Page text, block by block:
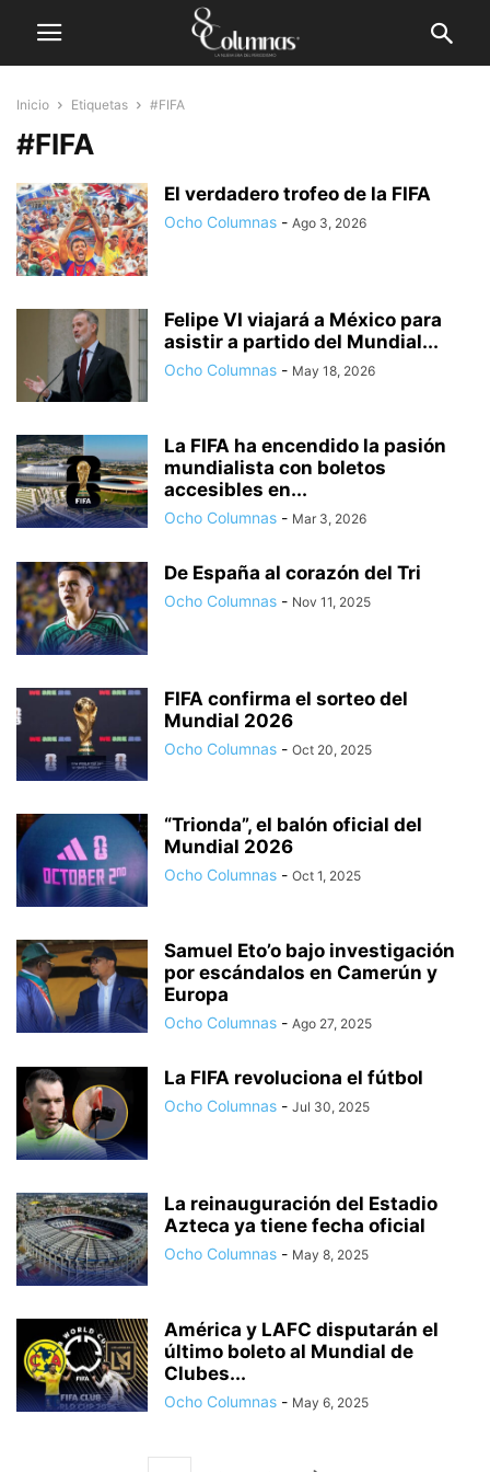
Inicio Etiquetas #FIFA
#FIFA
El verdadero trofeo de la FIFA
Ocho Columnas - Ago 3, 2026
Felipe VI viajará a México para
asistir a partido del Mundial...
Ocho Columnas - May 18, 2026
La FIFA ha encendido la pasión
mundialista con boletos
accesibles en...
Ocho Columnas - Mar 3, 2026
De España al corazón del Tri
Ocho Columnas - Nov 11, 2025
FIFA confirma el sorteo del
Mundial 2026
Ocho Columnas - Oct 20, 2025
“Trionda”, el balón oficial del
Mundial 2026
Ocho Columnas - Oct 1, 2025
Samuel Eto’o bajo investigación
por escándalos en Camerún y
Europa
Ocho Columnas - Ago 27, 2025
La FIFA revoluciona el fútbol
Ocho Columnas - Jul 30, 2025
La reinauguración del Estadio
Azteca ya tiene fecha oficial
Ocho Columnas - May 8, 2025
América y LAFC disputarán el
último boleto al Mundial de
Clubes...
Ocho Columnas - May 6, 2025